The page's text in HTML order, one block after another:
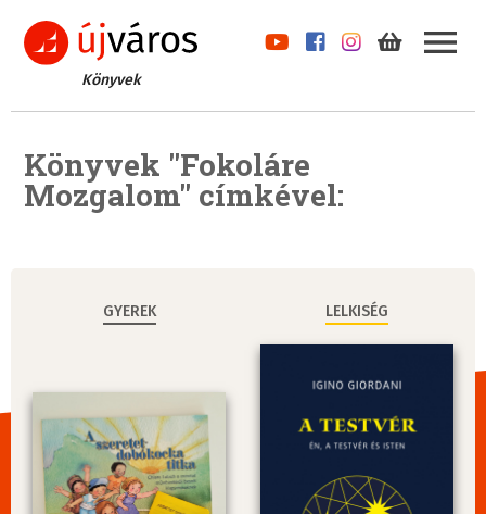
Könyvek
Könyvek "Fokoláre
Mozgalom" címkével:
GYEREK LELKISÉG